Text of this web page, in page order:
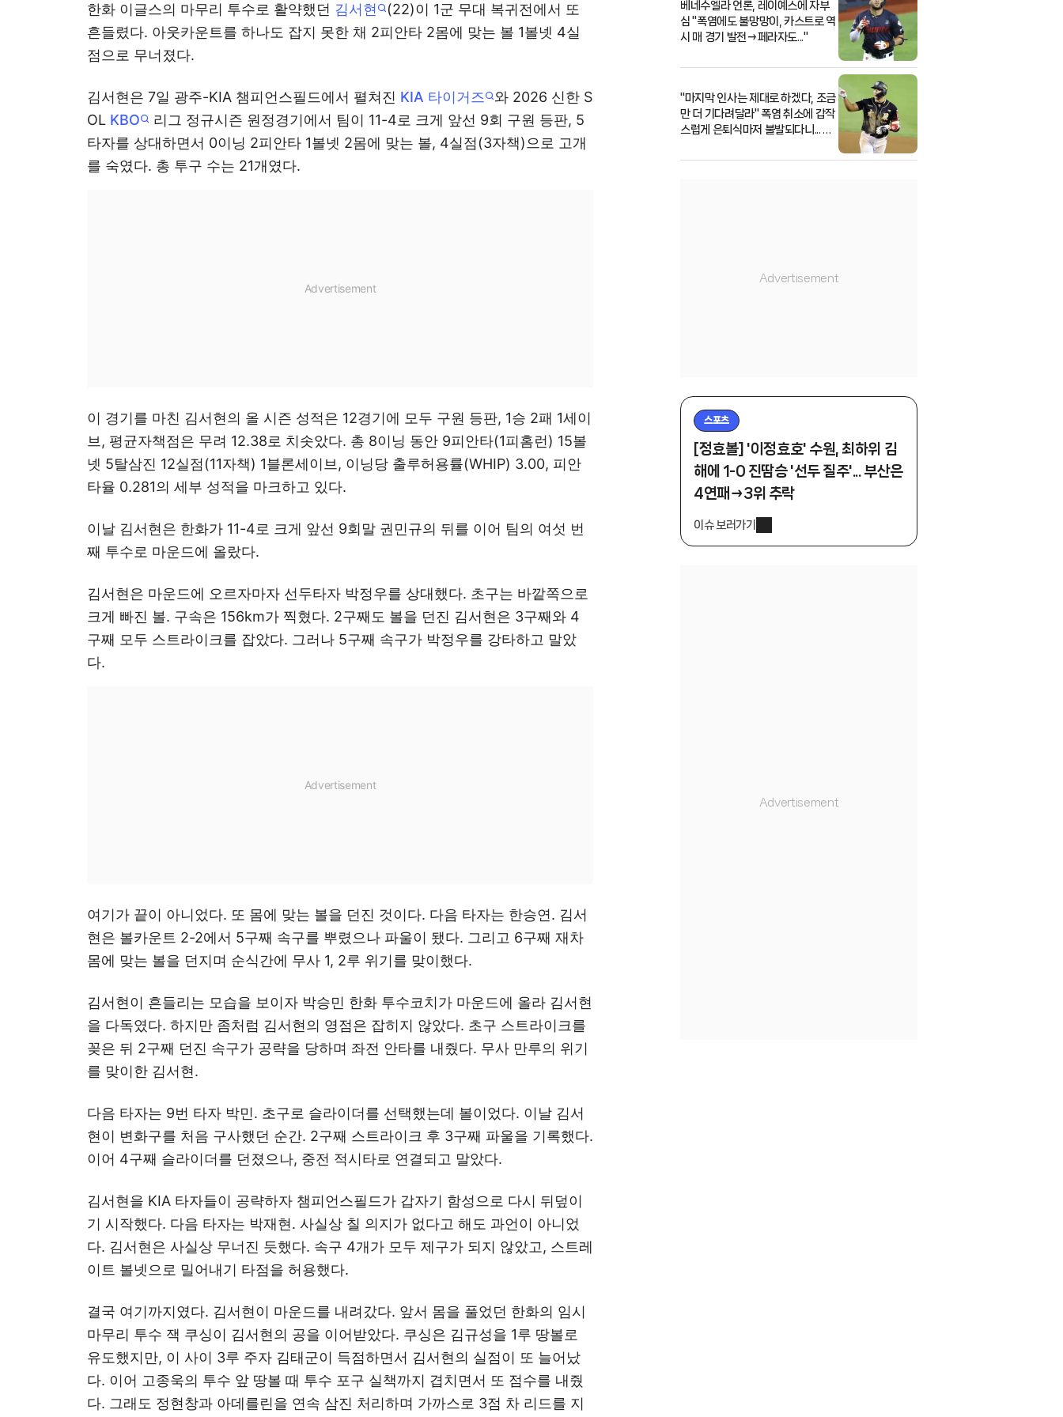
한화 이글스의 마무리 투수로 활약했던 김서현
(22)이 1군 무대 복귀전에서 또
흔들렸다. 아웃카운트를 하나도 잡지 못한 채 2피안타 2몸에 맞는 볼 1볼넷 4실
점으로 무너졌다.
김서현은 7일 광주-KIA 챔피언스필드에서 펼쳐진 KIA 타이거즈
와 2026 신한 S
OL KBO
리그 정규시즌 원정경기에서 팀이 11-4로 크게 앞선 9회 구원 등판, 5
타자를 상대하면서 0이닝 2피안타 1볼넷 2몸에 맞는 볼, 4실점(3자책)으로 고개
를 숙였다. 총 투구 수는 21개였다.
이 경기를 마친 김서현의 올 시즌 성적은 12경기에 모두 구원 등판, 1승 2패 1세이
브, 평균자책점은 무려 12.38로 치솟았다. 총 8이닝 동안 9피안타(1피홈런) 15볼
넷 5탈삼진 12실점(11자책) 1블론세이브, 이닝당 출루허용률(WHIP) 3.00, 피안
타율 0.281의 세부 성적을 마크하고 있다.
이날 김서현은 한화가 11-4로 크게 앞선 9회말 권민규의 뒤를 이어 팀의 여섯 번
째 투수로 마운드에 올랐다.
김서현은 마운드에 오르자마자 선두타자 박정우를 상대했다. 초구는 바깥쪽으로
크게 빠진 볼. 구속은 156km가 찍혔다. 2구째도 볼을 던진 김서현은 3구째와 4
구째 모두 스트라이크를 잡았다. 그러나 5구째 속구가 박정우를 강타하고 말았
다.
여기가 끝이 아니었다. 또 몸에 맞는 볼을 던진 것이다. 다음 타자는 한승연. 김서
현은 볼카운트 2-2에서 5구째 속구를 뿌렸으나 파울이 됐다. 그리고 6구째 재차
몸에 맞는 볼을 던지며 순식간에 무사 1, 2루 위기를 맞이했다.
김서현이 흔들리는 모습을 보이자 박승민 한화 투수코치가 마운드에 올라 김서현
을 다독였다. 하지만 좀처럼 김서현의 영점은 잡히지 않았다. 초구 스트라이크를
꽂은 뒤 2구째 던진 속구가 공략을 당하며 좌전 안타를 내줬다. 무사 만루의 위기
를 맞이한 김서현.
다음 타자는 9번 타자 박민. 초구로 슬라이더를 선택했는데 볼이었다. 이날 김서
현이 변화구를 처음 구사했던 순간. 2구째 스트라이크 후 3구째 파울을 기록했다.
이어 4구째 슬라이더를 던졌으나, 중전 적시타로 연결되고 말았다.
김서현을 KIA 타자들이 공략하자 챔피언스필드가 갑자기 함성으로 다시 뒤덮이
기 시작했다. 다음 타자는 박재현. 사실상 칠 의지가 없다고 해도 과언이 아니었
다. 김서현은 사실상 무너진 듯했다. 속구 4개가 모두 제구가 되지 않았고, 스트레
이트 볼넷으로 밀어내기 타점을 허용했다.
결국 여기까지였다. 김서현이 마운드를 내려갔다. 앞서 몸을 풀었던 한화의 임시
마무리 투수 잭 쿠싱이 김서현의 공을 이어받았다. 쿠싱은 김규성을 1루 땅볼로
유도했지만, 이 사이 3루 주자 김태군이 득점하면서 김서현의 실점이 또 늘어났
다. 이어 고종욱의 투수 앞 땅볼 때 투수 포구 실책까지 겹치면서 또 점수를 내줬
다. 그래도 정현창과 아데를린을 연속 삼진 처리하며 가까스로 3점 차 리드를 지
베네수엘라 언론, 레이예스에 자부
심 "폭염에도 불망망이, 카스트로 역
시 매 경기 발전→페라자도..."
"마지막 인사는 제대로 하겠다, 조금
만 더 기다려달라" 폭염 취소에 갑작
스럽게 은퇴식마저 불발되다니... 직
스포츠
[정효볼] '이정효호' 수원, 최하위 김
해에 1-0 진땀승 '선두 질주'... 부산은
4연패→3위 추락
이슈 보러가기